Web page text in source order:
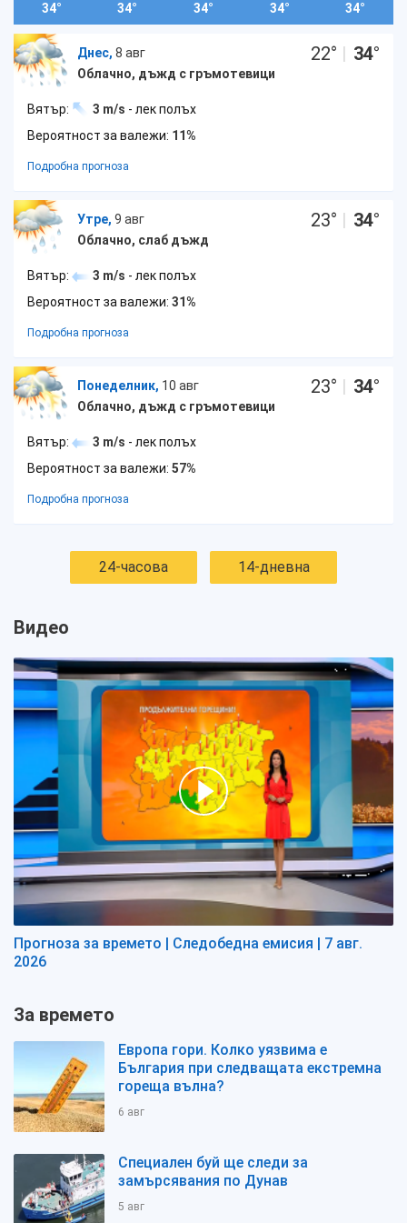
34° 34° 34° 34° 34°
Днес, 8 авг
Облачно, дъжд с гръмотевици
22° | 34°
Вятър: 3 m/s - лек полъх
Вероятност за валежи: 11%
Подробна прогноза
Утре, 9 авг
Облачно, слаб дъжд
23° | 34°
Вятър: 3 m/s - лек полъх
Вероятност за валежи: 31%
Подробна прогноза
Понеделник, 10 авг
Облачно, дъжд с гръмотевици
23° | 34°
Вятър: 3 m/s - лек полъх
Вероятност за валежи: 57%
Подробна прогноза
24-часова 14-дневна
Видео
Прогноза за времето | Следобедна емисия | 7 авг.
2026
За времето
Европа гори. Колко уязвима е
България при следващата екстремна
гореща вълна?
6 авг
Специален буй ще следи за
замърсявания по Дунав
5 авг